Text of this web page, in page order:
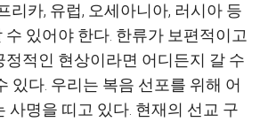
리카, 유럽, 오세아니아, 러시아 등
있어야 한다. 한류가 보편적이고
정적인 현상이라면 어디든지 갈 수
있다. 우리는 복음 선포를 위해 어
사명을 띠고 있다. 현재의 선교 구